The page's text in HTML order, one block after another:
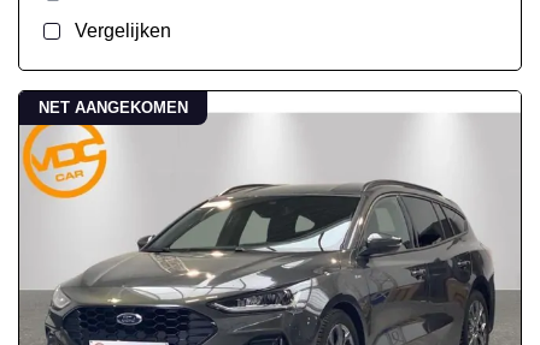
Vergelijken
NET AANGEKOMEN